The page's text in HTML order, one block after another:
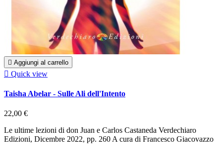
 Aggiungi al carrello
 Quick view
Taisha Abelar - Sulle Ali dell'Intento
22,00 €
Le ultime lezioni di don Juan e Carlos Castaneda Verdechiaro
Edizioni, Dicembre 2022, pp. 260 A cura di Francesco Giacovazzo